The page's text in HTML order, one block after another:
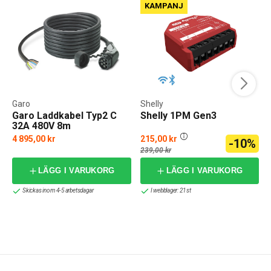
Garo Laddkabel Typ2 C
32A 480V 8m
Garo
4 895,00 kr
LÄGG I VARUKORG
Skickas inom 4-5 arbetsdagar
KAMPANJ
Shelly 1PM Gen3
Shelly
215,00 kr
239,00 kr -10%
LÄGG I VARUKORG
I webblager: 21 st